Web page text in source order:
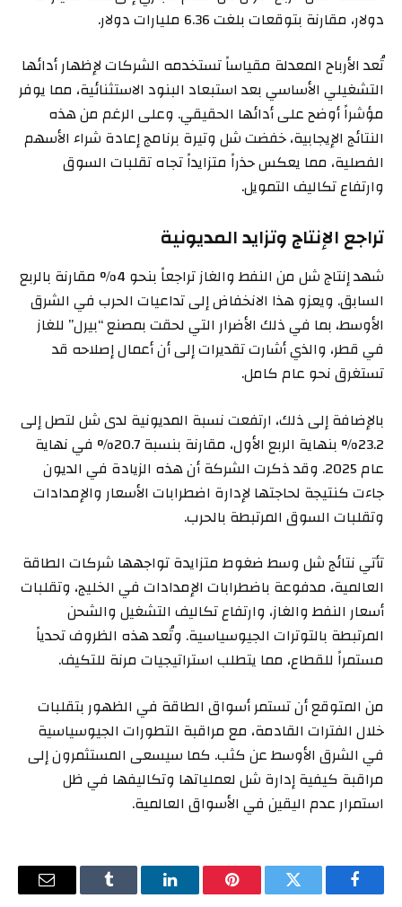
دولار، مقارنة بتوقعات بلغت 6.36 مليارات دولار.
تُعد الأرباح المعدلة مقياساً تستخدمه الشركات لإظهار أدائها
التشغيلي الأساسي بعد استبعاد البنود الاستثنائية، مما يوفر
مؤشراً أوضح على أدائها الحقيقي. وعلى الرغم من هذه
النتائج الإيجابية، خفضت شل وتيرة برنامج إعادة شراء الأسهم
الفصلية، مما يعكس حذراً متزايداً تجاه تقلبات السوق
وارتفاع تكاليف التمويل.
تراجع الإنتاج وتزايد المديونية
شهد إنتاج شل من النفط والغاز تراجعاً بنحو 4% مقارنة بالربع
السابق. ويعزو هذا الانخفاض إلى تداعيات الحرب في الشرق
الأوسط، بما في ذلك الأضرار التي لحقت بمصنع “بيرل” للغاز
في قطر، والذي أشارت تقديرات إلى أن أعمال إصلاحه قد
تستغرق نحو عام كامل.
بالإضافة إلى ذلك، ارتفعت نسبة المديونية لدى شل لتصل إلى
23.2% بنهاية الربع الأول، مقارنة بنسبة 20.7% في نهاية
عام 2025. وقد ذكرت الشركة أن هذه الزيادة في الديون
جاءت كنتيجة لحاجتها لإدارة اضطرابات الأسعار والإمدادات
وتقلبات السوق المرتبطة بالحرب.
تأتي نتائج شل وسط ضغوط متزايدة تواجهها شركات الطاقة
العالمية، مدفوعة باضطرابات الإمدادات في الخليج، وتقلبات
أسعار النفط والغاز، وارتفاع تكاليف التشغيل والشحن
المرتبطة بالتوترات الجيوسياسية. وتُعد هذه الظروف تحدياً
مستمراً للقطاع، مما يتطلب استراتيجيات مرنة للتكيف.
من المتوقع أن تستمر أسواق الطاقة في الظهور بتقلبات
خلال الفترات القادمة، مع مراقبة التطورات الجيوسياسية
في الشرق الأوسط عن كثب. كما سيسعى المستثمرون إلى
مراقبة كيفية إدارة شل لعملياتها وتكاليفها في ظل
استمرار عدم اليقين في الأسواق العالمية.
فيسبوك تويتر بينتيريستلينكدإن Tumblr
البريد